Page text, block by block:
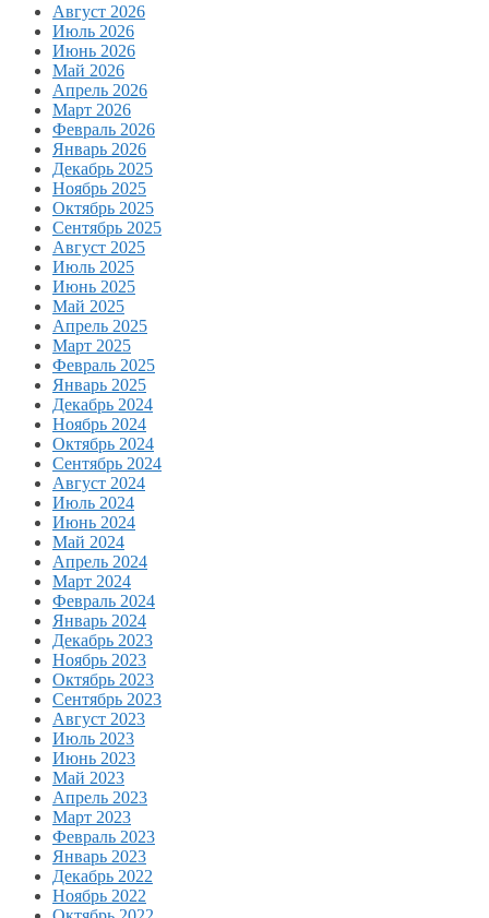
Август 2026
Июль 2026
Июнь 2026
Май 2026
Апрель 2026
Март 2026
Февраль 2026
Январь 2026
Декабрь 2025
Ноябрь 2025
Октябрь 2025
Сентябрь 2025
Август 2025
Июль 2025
Июнь 2025
Май 2025
Апрель 2025
Март 2025
Февраль 2025
Январь 2025
Декабрь 2024
Ноябрь 2024
Октябрь 2024
Сентябрь 2024
Август 2024
Июль 2024
Июнь 2024
Май 2024
Апрель 2024
Март 2024
Февраль 2024
Январь 2024
Декабрь 2023
Ноябрь 2023
Октябрь 2023
Сентябрь 2023
Август 2023
Июль 2023
Июнь 2023
Май 2023
Апрель 2023
Март 2023
Февраль 2023
Январь 2023
Декабрь 2022
Ноябрь 2022